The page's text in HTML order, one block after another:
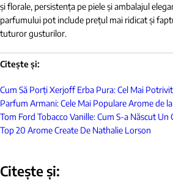
și florale, persistența pe piele și ambalajul
parfumului pot include prețul mai ridicat și
tuturor gusturilor.
Citește și:
Cum Să Porți Xerjoff Erba Pura: Cel Mai
Parfum Armani: Cele Mai Populare Arome de
Tom Ford Tobacco Vanille: Cum S-a Născut Un
Top 20 Arome Create De Nathalie Lorson
Citește și: